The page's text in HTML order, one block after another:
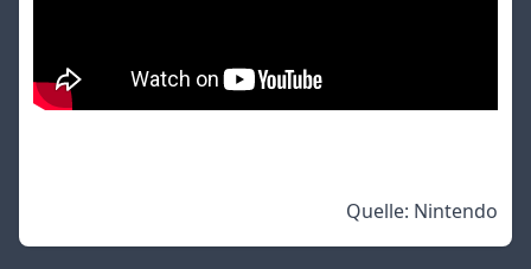
Quelle: Nintendo